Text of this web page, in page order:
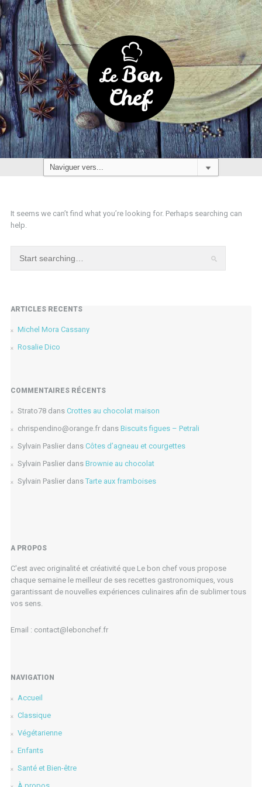
It seems we can’t find what you’re looking for. Perhaps searching can
help.
ARTICLES RÉCENTS
Michel Mora Cassany
Rosalie Dico
COMMENTAIRES RÉCENTS
Strato78dans Crottes au chocolat maison
chrispendino@orange.frdans Biscuits figues – Petrali
Sylvain Paslierdans Côtes d’agneau et courgettes
Sylvain Paslierdans Brownie au chocolat
Sylvain Paslierdans Tarte aux framboises
A PROPOS
C'est avec originalité et créativité que Le bon chef vous propose
chaque semaine le meilleur de ses recettes gastronomiques, vous
garantissant de nouvelles expériences culinaires afin de sublimer tous
vos sens.
Email : contact@lebonchef.fr
NAVIGATION
Accueil
Classique
Végétarienne
Enfants
Santé et Bien-être